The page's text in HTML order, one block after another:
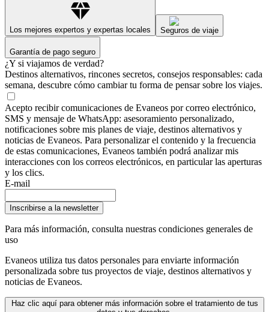
Los mejores expertos y expertas locales Seguros de viaje
Garantía de pago seguro
¿Y si viajamos de verdad?
Destinos alternativos, rincones secretos, consejos responsables: cada
semana, descubre cómo cambiar tu forma de pensar sobre los viajes.
Acepto recibir comunicaciones de Evaneos por correo electrónico,
SMS y mensaje de WhatsApp: asesoramiento personalizado,
notificaciones sobre mis planes de viaje, destinos alternativos y
noticias de Evaneos. Para personalizar el contenido y la frecuencia
de estas comunicaciones, Evaneos también podrá analizar mis
interacciones con los correos electrónicos, en particular las aperturas
y los clics.
E-mail
Inscribirse a la newsletter
Para más información, consulta nuestras condiciones generales de
uso
Evaneos utiliza tus datos personales para enviarte información
personalizada sobre tus proyectos de viaje, destinos alternativos y
noticias de Evaneos.
Haz clic aquí para obtener más información sobre el tratamiento de tus